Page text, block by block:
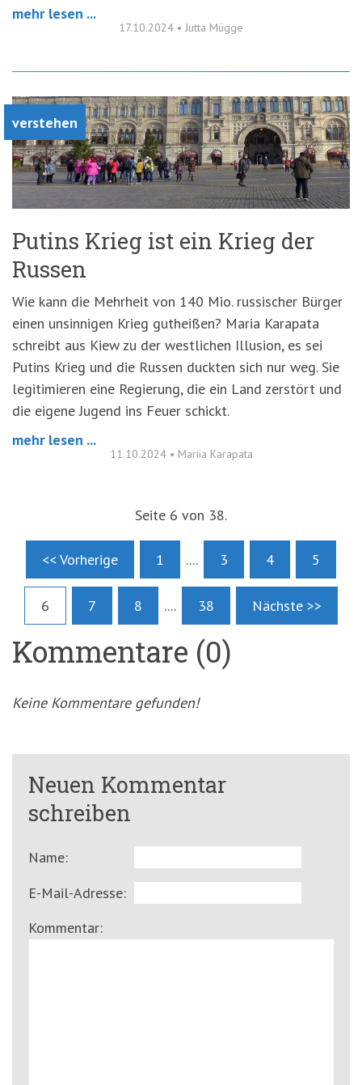
mehr lesen ...
17.10.2024 • Jutta Mügge
verstehen
Putins Krieg ist ein Krieg der
Russen
Wie kann die Mehrheit von 140 Mio. russischer Bürger
einen unsinnigen Krieg gutheißen? Maria Karapata
schreibt aus Kiew zu der westlichen Illusion, es sei
Putins Krieg und die Russen duckten sich nur weg. Sie
legitimieren eine Regierung, die ein Land zerstört und
die eigene Jugend ins Feuer schickt.
mehr lesen ...
11.10.2024 • Mariia Karapata
Seite 6 von 38.
<< Vorherige 1 .... 3 4 5
6 7 8 .... 38 Nächste >>
Kommentare (0)
Keine Kommentare gefunden!
Neuen Kommentar
schreiben
Name:
E-Mail-Adresse:
Kommentar: